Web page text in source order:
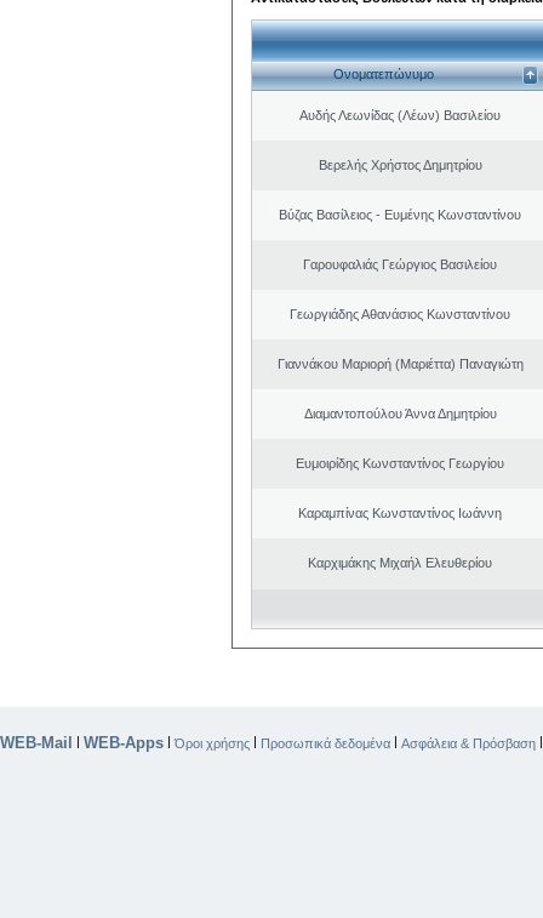
Ονοματεπώνυμο
Αυδής Λεωνίδας (Λέων) Βασιλείου
Βερελής Χρήστος Δημητρίου
Βύζας Βασίλειος - Ευμένης Κωνσταντίνου
Γαρουφαλιάς Γεώργιος Βασιλείου
Γεωργιάδης Αθανάσιος Κωνσταντίνου
Γιαννάκου Μαριορή (Μαριέττα) Παναγιώτη
Διαμαντοπούλου Άννα Δημητρίου
Ευμοιρίδης Κωνσταντίνος Γεωργίου
Καραμπίνας Κωνσταντίνος Ιωάννη
Καρχιμάκης Μιχαήλ Ελευθερίου
WEB-Mail | WEB-Apps |Όροι χρήσης | Προσωπικά δεδομένα | Ασφάλεια & Πρόσβαση